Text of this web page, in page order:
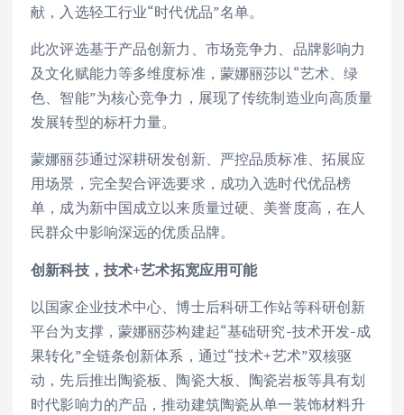
献，入选轻工行业“时代优品”名单。
此次评选基于产品创新力、市场竞争力、品牌影响力
及文化赋能力等多维度标准，蒙娜丽莎以“艺术、绿
色、智能”为核心竞争力，展现了传统制造业向高质量
发展转型的标杆力量。
蒙娜丽莎通过深耕研发创新、严控品质标准、拓展应
用场景，完全契合评选要求，成功入选时代优品榜
单，成为新中国成立以来质量过硬、美誉度高，在人
民群众中影响深远的优质品牌。
创新科技，技术+艺术拓宽应用可能
以国家企业技术中心、博士后科研工作站等科研创新
平台为支撑，蒙娜丽莎构建起“基础研究-技术开发-成
果转化”全链条创新体系，通过“技术+艺术”双核驱
动，先后推出陶瓷板、陶瓷大板、陶瓷岩板等具有划
时代影响力的产品，推动建筑陶瓷从单一装饰材料升